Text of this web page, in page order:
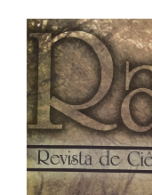
Barra
lateral
de
artigos